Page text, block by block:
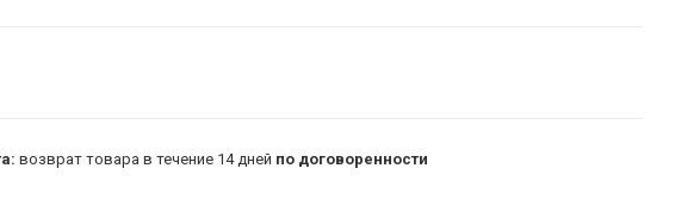
возврат товара в течение 14 дней по договоренности